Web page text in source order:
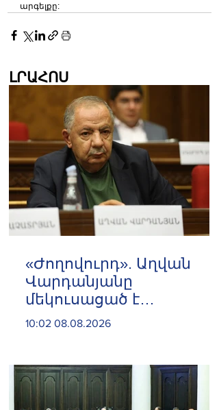
արգելքը:
ԼՐԱՀՈՍ
«Ժողովուրդ». Աղվան
Վարդանյանը
մեկուսացած է
խմբակցությունից
10:02 08.08.2026